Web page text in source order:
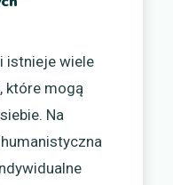
istnieje wiele
które mogą
Na